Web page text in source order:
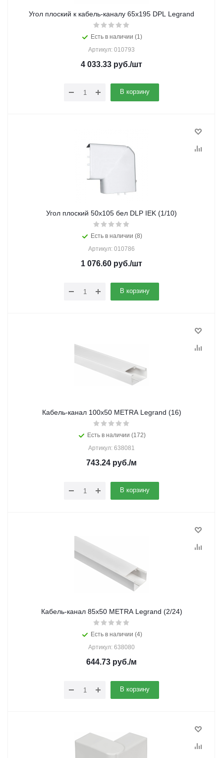
Угол плоский к кабель-каналу 65х195 DPL Legrand
Есть в наличии (1)
Артикул: 010793
4 033.33 руб./шт
В корзину
Угол плоский 50х105 бел DLP IEK (1/10)
Есть в наличии (8)
Артикул: 010786
1 076.60 руб./шт
В корзину
Кабель-канал 100х50 METRA Legrand (16)
Есть в наличии (172)
Артикул: 638081
743.24 руб./м
В корзину
Кабель-канал 85х50 METRA Legrand (2/24)
Есть в наличии (4)
Артикул: 638080
644.73 руб./м
В корзину